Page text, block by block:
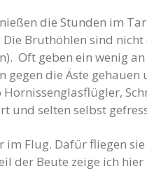
die Stunden im
Bruthöhlen sind
Oft geben ein wenig
die Äste
und selten selbst
im Flug. Dafür fliegen
der Beute zeige ich